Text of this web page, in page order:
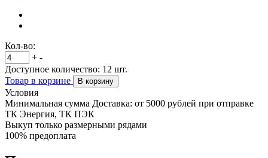
Кол-во:
+ -
Доступное количество: 12 шт.
Товар в корзине
В корзину
Условия
Минимальная сумма Доставка: от 5000 рублей при отправке
ТК Энергия, ТК ПЭК
Выкуп только размерными рядами
100% предоплата